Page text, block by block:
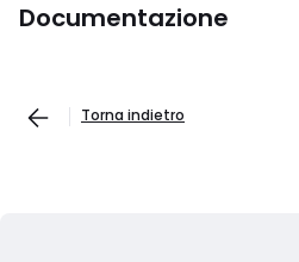
Documentazione
Torna indietro